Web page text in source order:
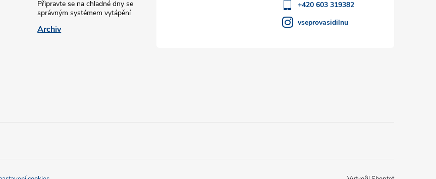
Připravte se na chladné dny se
správným systémem vytápění
Archiv
+420 603 319382
vseprovasidilnu